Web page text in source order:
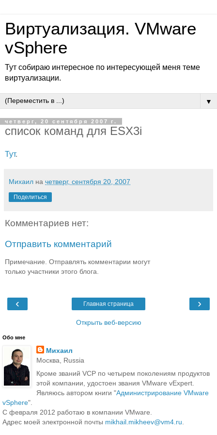
Виртуализация. VMware
vSphere
Тут собираю интересное по интересующей меня теме
виртуализации.
▼
четверг, 20 сентября 2007 г.
список команд для ESX3i
Тут.
Михаил на четверг, сентября 20, 2007
Поделиться
Комментариев нет:
Отправить комментарий
Примечание. Отправлять комментарии могут
только участники этого блога.
‹ ›
Главная страница
Открыть веб-версию
Обо мне
Михаил
Москва, Russia
Кроме званий VCP по четырем поколениям продуктов
этой компании, удостоен звания VMware vExpert.
Являюсь автором книги "Администрирование VMware
vSphere".
С февраля 2012 работаю в компании VMware.
Адрес моей электронной почты mikhail.mikheev@vm4.ru.